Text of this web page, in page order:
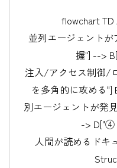
flowchart TD
並列エージェント
握"] -->
注入/アクセス制御/
を多角的に攻める"]
別エージェントが発
-> D["④
人間が読めるドキ